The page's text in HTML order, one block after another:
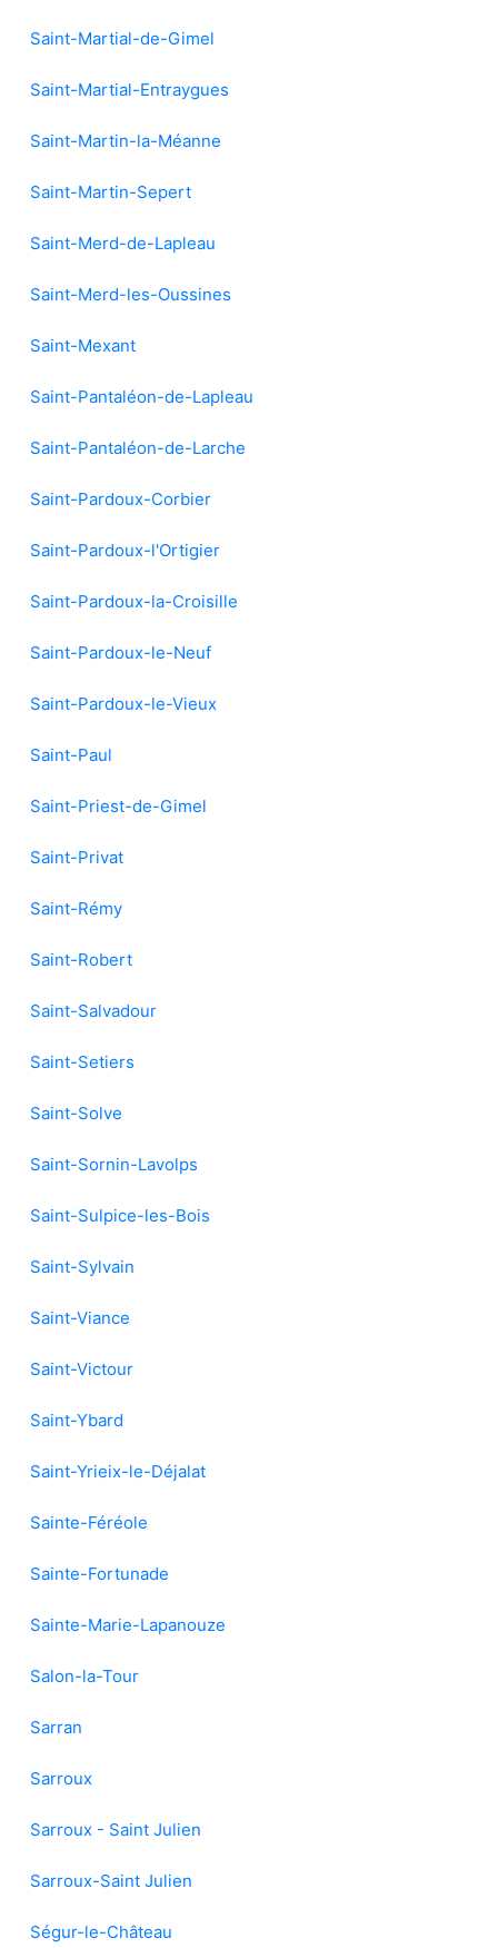
Saint-Martial-de-Gimel
Saint-Martial-Entraygues
Saint-Martin-la-Méanne
Saint-Martin-Sepert
Saint-Merd-de-Lapleau
Saint-Merd-les-Oussines
Saint-Mexant
Saint-Pantaléon-de-Lapleau
Saint-Pantaléon-de-Larche
Saint-Pardoux-Corbier
Saint-Pardoux-l'Ortigier
Saint-Pardoux-la-Croisille
Saint-Pardoux-le-Neuf
Saint-Pardoux-le-Vieux
Saint-Paul
Saint-Priest-de-Gimel
Saint-Privat
Saint-Rémy
Saint-Robert
Saint-Salvadour
Saint-Setiers
Saint-Solve
Saint-Sornin-Lavolps
Saint-Sulpice-les-Bois
Saint-Sylvain
Saint-Viance
Saint-Victour
Saint-Ybard
Saint-Yrieix-le-Déjalat
Sainte-Féréole
Sainte-Fortunade
Sainte-Marie-Lapanouze
Salon-la-Tour
Sarran
Sarroux
Sarroux - Saint Julien
Sarroux-Saint Julien
Ségur-le-Château